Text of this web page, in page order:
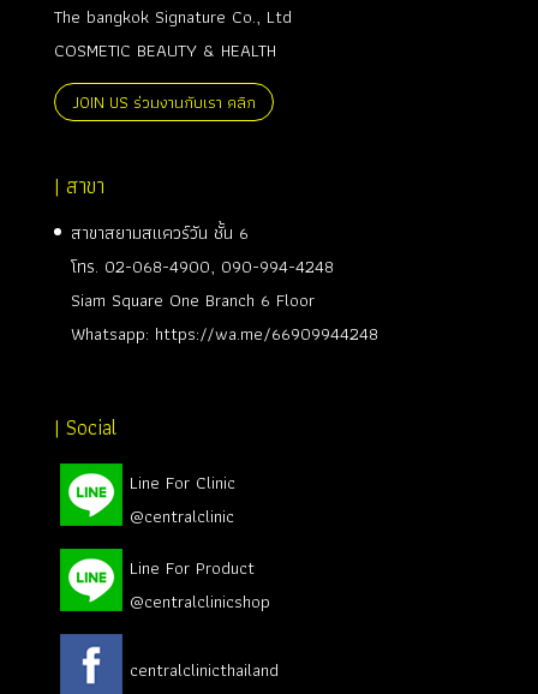
The bangkok Signature Co., Ltd
COSMETIC BEAUTY & HEALTH
JOIN US ร่วมงานกับเรา คลิก
| สาขา
สาขาสยามสแควร์วัน ชั้น 6
โทร. 02-068-4900, 090-994-4248
Siam Square One Branch 6 Floor
Whatsapp: https://wa.me/66909944248
| Social
Line For Clinic
@centralclinic
Line For Product
@centralclinicshop
centralclinicthailand